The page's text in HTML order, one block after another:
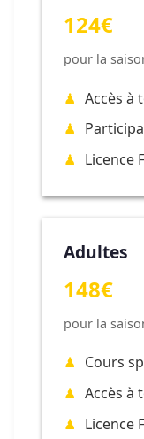
124€
pour la
Accès à
Licence
Adultes
148€
pour la
Cours
Accès à
Licence